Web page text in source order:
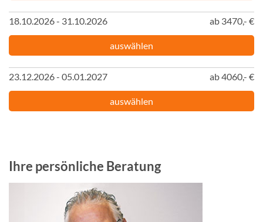
18.10.2026 - 31.10.2026 ab 3470,- €
auswählen
23.12.2026 - 05.01.2027 ab 4060,- €
auswählen
Ihre persönliche Beratung